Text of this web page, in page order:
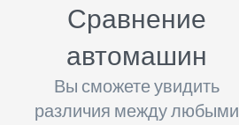
Сравнение
автомашин
Вы сможете увидить
различия между любыми